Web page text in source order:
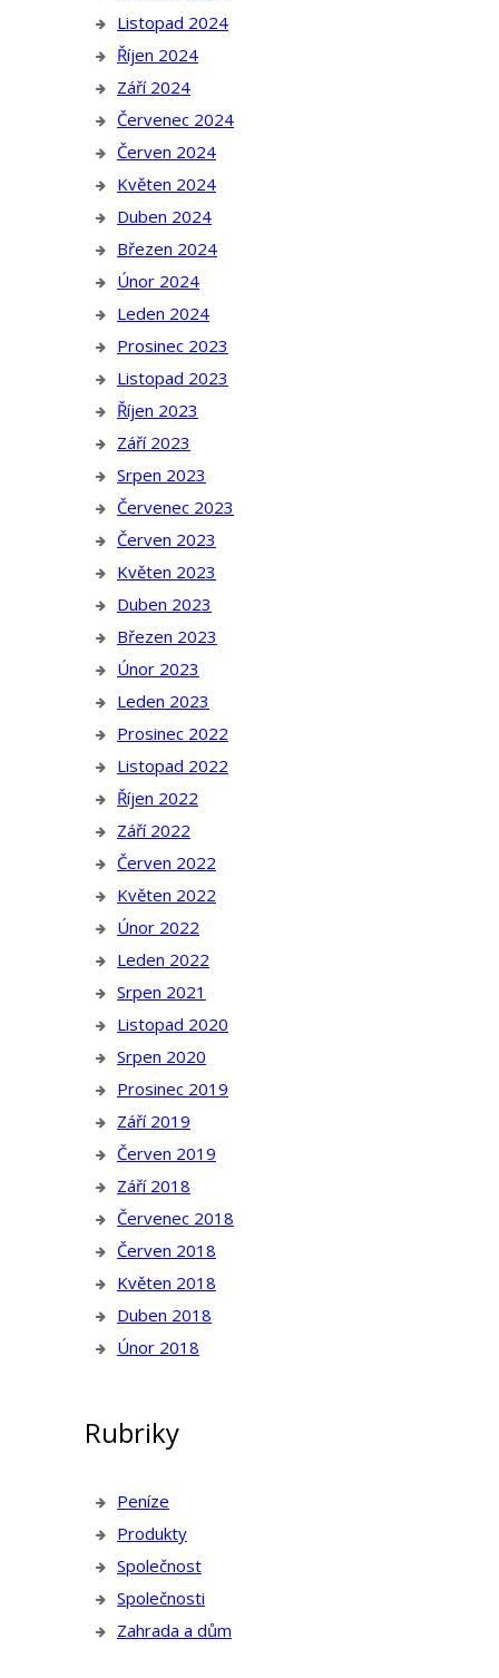
Listopad 2024
Říjen 2024
Září 2024
Červenec 2024
Červen 2024
Květen 2024
Duben 2024
Březen 2024
Únor 2024
Leden 2024
Prosinec 2023
Listopad 2023
Říjen 2023
Září 2023
Srpen 2023
Červenec 2023
Červen 2023
Květen 2023
Duben 2023
Březen 2023
Únor 2023
Leden 2023
Prosinec 2022
Listopad 2022
Říjen 2022
Září 2022
Červen 2022
Květen 2022
Únor 2022
Leden 2022
Srpen 2021
Listopad 2020
Srpen 2020
Prosinec 2019
Září 2019
Červen 2019
Září 2018
Červenec 2018
Červen 2018
Květen 2018
Duben 2018
Únor 2018
Rubriky
Peníze
Produkty
Společnost
Společnosti
Zahrada a dům